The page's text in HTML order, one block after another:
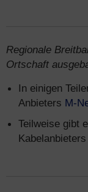
Regionale
Ortschaft
In einigen
Anbieters M-
Teilweise gibt
Kabelanbieters